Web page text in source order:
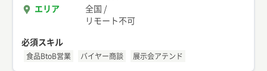
エリア
全国 /
リモート不可
必須スキル
食品BtoB営業 バイヤー商談 展示会アテンド